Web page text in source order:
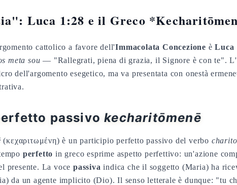
Luca 1:28 e il Greco
cattolico a favore dell'Immacolata Concezione èLuca
meta sou — "Rallegrati, piena di grazia, il Signore è con te".
dell'argomento esegetico, ma va presentata con onestà
passivokecharitōmenē
(κεχαριτωμένη) è un participio perfetto passivo del verbo
perfetto in greco esprime aspetto perfettivo: un'azione
presente. La voce passiva indica che il soggetto (Maria) ha
da un agente implicito (Dio). Il senso letterale è dunque: "tu